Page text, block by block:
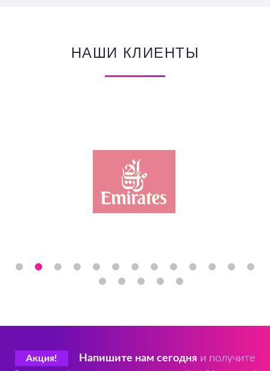
НАШИ КЛИЕНТЫ
Акция! Напишите нам сегодня и получите